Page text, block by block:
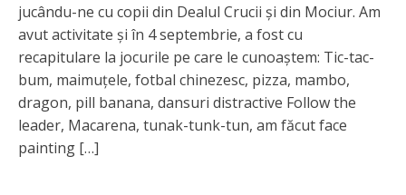
jucându-ne cu copii din Dealul Crucii și din Mociur. Am
avut activitate și în 4 septembrie, a fost cu
recapitulare la jocurile pe care le cunoaștem: Tic-tac-
bum, maimuțele, fotbal chinezesc, pizza, mambo,
dragon, pill banana, dansuri distractive Follow the
leader, Macarena, tunak-tunk-tun, am făcut face
painting […]